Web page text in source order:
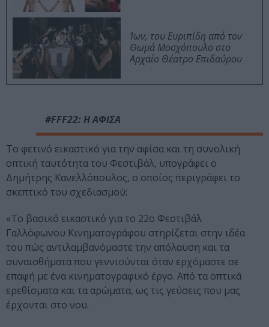
Ίων, του Ευριπίδη από τον
Θωμά Μοσχόπουλο στο
Αρχαίο Θέατρο Επιδαύρου
#FFF22: H ΑΦΙΣΑ
Το φετινό εικαστικό για την αφίσα και τη συνολική
οπτική ταυτότητα του Φεστιβάλ, υπογράφει ο
Δημήτρης Κανελλόπουλος, ο οποίος περιγράφει το
σκεπτικό του σχεδιασμού:
«Το βασικό εικαστικό για το 22ο Φεστιβάλ
Γαλλόφωνου Κινηματογράφου στηρίζεται στην ιδέα
του πώς αντιλαμβανόμαστε την απόλαυση και τα
συναισθήματα που γεννιούνται όταν ερχόμαστε σε
επαφή με ένα κινηματογραφικό έργο. Από τα οπτικά
ερεθίσματα και τα αρώματα, ως τις γεύσεις που μας
έρχονται στο νου.